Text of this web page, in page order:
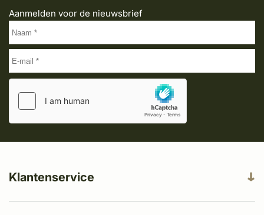
Aanmelden voor de nieuwsbrief
Klantenservice